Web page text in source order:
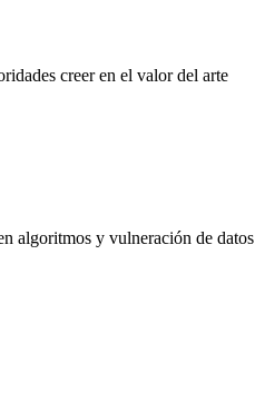
creer en el valor del arte
algoritmos y vulneración de datos